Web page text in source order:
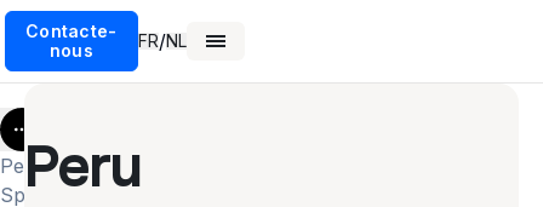
Contacte-
nous
FR/NL
More
Peru
Spanish
Peru